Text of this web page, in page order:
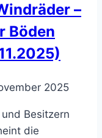
–
Böden
2025
Besitzern
die